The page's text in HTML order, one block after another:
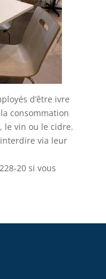
d’être ivre
consommation
le vin ou le cidre.
interdire via leur
20 si vous